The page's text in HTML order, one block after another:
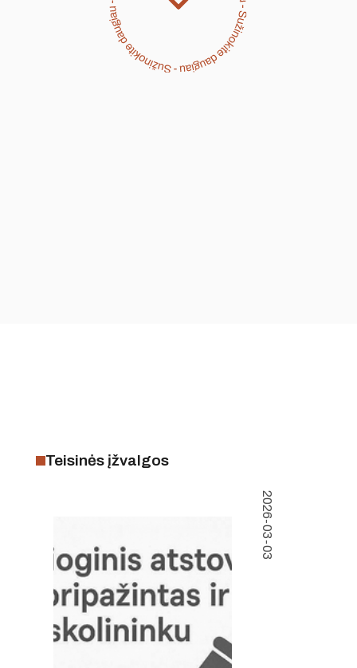
Teisinės įžvalgos
2026-03-03